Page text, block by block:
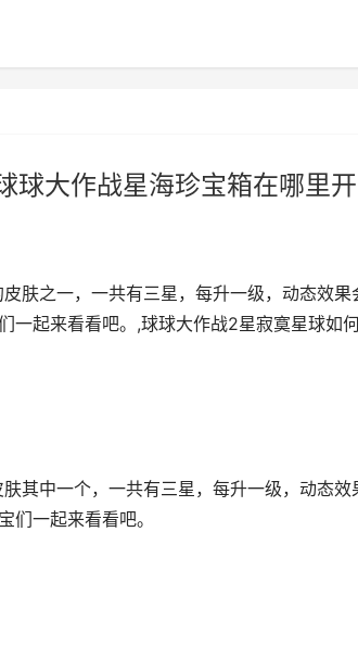
球大作战星海珍宝箱在哪里开
肤之一，一共有三星，每升一级，动态效果
一起来看看吧。,球球大作战2星寂寞星球如
其中一个，一共有三星，每升一级，动态效
们一起来看看吧。